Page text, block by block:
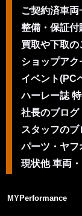
ご契約済車
整備・保証付
買取や下取の
ショップアク
イベント(PC
ハーレー誌
社長のブログ
スタッフのブ
パーツ・ヤフ
現状他 車両
MYPerformance